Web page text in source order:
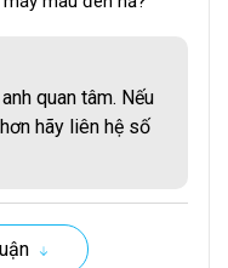
bán cao hơn
hàn có kích thước
hơn 30cmx5mm
quan tâm. Nếu
hãy liên hệ số